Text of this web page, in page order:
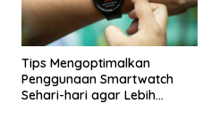
Tips Mengoptimalkan
Penggunaan Smartwatch
Sehari-hari agar Lebih